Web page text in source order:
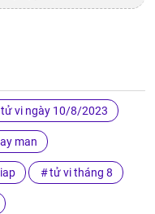
tử vi ngày 10/8/2023
man
tử vi tháng 8